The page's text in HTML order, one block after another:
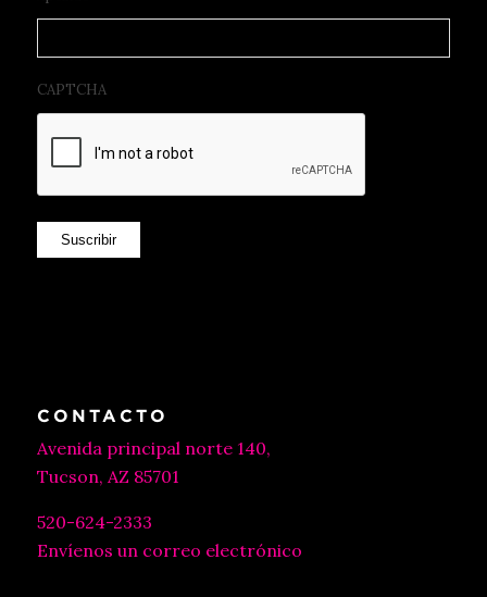
CAPTCHA
Suscribir
CONTACTO
Avenida principal norte 140,
Tucson, AZ 85701
520-624-2333
Envíenos un correo electrónico